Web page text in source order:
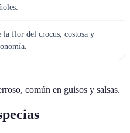
la flor del crocus, costosa y
común en guisos y salsas.